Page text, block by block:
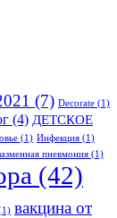
(7) Decorate (1)
(4) ДЕТСКОЕ
(1) Инфекция (1)
пневмония (1)
(42)
вакцина от